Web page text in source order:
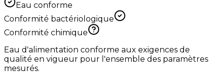
Eau conforme
Conformité bactériologique
Conformité chimique
Eau d'alimentation conforme aux exigences de
qualité en vigueur pour l'ensemble des paramètres
mesurés.